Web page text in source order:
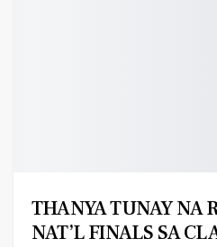
THANYA TUNAY NA
NAT’L FINALS SA